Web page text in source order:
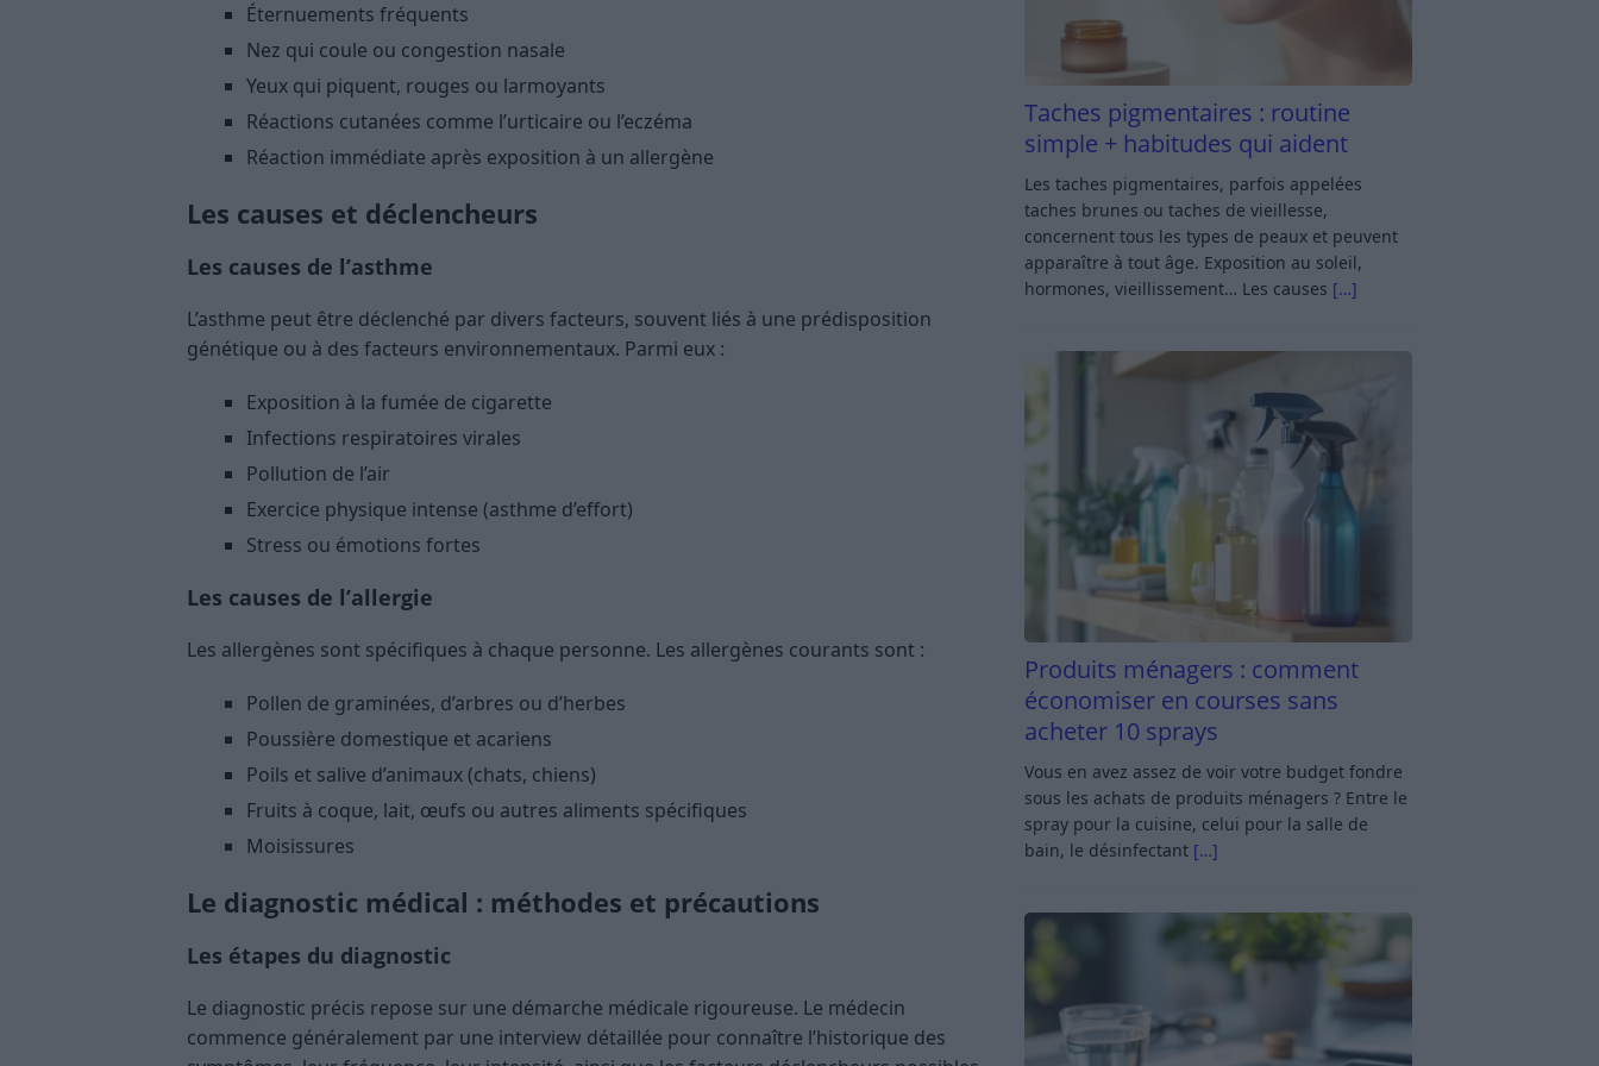
Éternuements fréquents
Nez qui coule ou congestion nasale
Yeux qui piquent, rouges ou larmoyants
Réactions cutanées comme l’urticaire ou l’eczéma
Réaction immédiate après exposition à un allergène
Les causes et déclencheurs
Les causes de l’asthme
L’asthme peut être déclenché par divers facteurs, souvent liés à une prédisposition
génétique ou à des facteurs environnementaux. Parmi eux :
Exposition à la fumée de cigarette
Infections respiratoires virales
Pollution de l’air
Exercice physique intense (asthme d’effort)
Stress ou émotions fortes
Les causes de l’allergie
Les allergènes sont spécifiques à chaque personne. Les allergènes courants sont :
Pollen de graminées, d’arbres ou d’herbes
Poussière domestique et acariens
Poils et salive d’animaux (chats, chiens)
Fruits à coque, lait, œufs ou autres aliments spécifiques
Moisissures
Le diagnostic médical : méthodes et précautions
Les étapes du diagnostic
Le diagnostic précis repose sur une démarche médicale rigoureuse. Le médecin
commence généralement par une interview détaillée pour connaître l’historique des
Taches pigmentaires : routine
simple + habitudes qui aident
Les taches pigmentaires, parfois appelées
taches brunes ou taches de vieillesse,
concernent tous les types de peaux et peuvent
apparaître à tout âge. Exposition au soleil,
hormones, vieillissement… Les causes […]
Produits ménagers : comment
économiser en courses sans
acheter 10 sprays
Vous en avez assez de voir votre budget fondre
sous les achats de produits ménagers ? Entre le
spray pour la cuisine, celui pour la salle de
bain, le désinfectant […]